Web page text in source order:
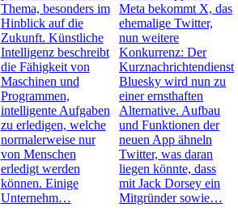
Thema, besonders im
Hinblick auf die
Zukunft. Künstliche
Intelligenz beschreibt
die Fähigkeit von
Maschinen und
Programmen,
intelligente Aufgaben
zu erledigen, welche
normalerweise nur
von Menschen
erledigt werden
können. Einige
Unternehm…
Meta bekommt X, das
ehemalige Twitter,
nun weitere
Konkurrenz: Der
Kurznachrichtendienst
Bluesky wird nun zu
einer ernsthaften
Alternative. Aufbau
und Funktionen der
neuen App ähneln
Twitter, was daran
liegen könnte, dass
mit Jack Dorsey ein
Mitgründer sowie…